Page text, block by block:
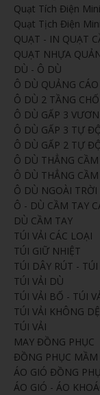
Quạt Tích Điện
Quạt Tịch Điện
QUẠT - IN QUẠT
QUẠT NHỰA
DÙ - Ô DÙ
Ô DÙ QUẢNG CÁO
Ô DÙ 2 TẦNG
Ô DÙ GẤP 3
Ô DÙ GẤP 3 TỰ
Ô DÙ GẤP 2 TỰ
Ô DÙ THẲNG
Ô DÙ THẲNG
Ô DÙ NGOÀI TRỜI
Ô - DÙ CẦM TAY
DÙ CẦM TAY
TÚI VẢI CÁC LOẠI
TÚI GIỮ NHIỆT
TÚI DÂY RÚT -
TÚI VẢI DÙ
TÚI VẢI BỐ - TÚI
TÚI VẢI KHÔNG
TÚI VẢI
MAY ĐỒNG PHỤC
ĐỒNG PHỤC
ÁO GIÓ ĐỒNG
ÁO GIÓ - ÁO